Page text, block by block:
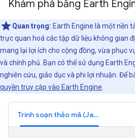
Khám phá bằng Earth
Quan trọng: Earth Engine là một nền
trực quan hoá các tập dữ liệu không gian
mang lại lợi ích cho cộng đồng, vừa phục
và chính phủ. Bạn có thể sử dụng Earth
nghiên cứu, giáo dục và phi lợi nhuận. Để
quyền truy cập vào Earth Engine
Trình soạn thảo mã (JavaScript)